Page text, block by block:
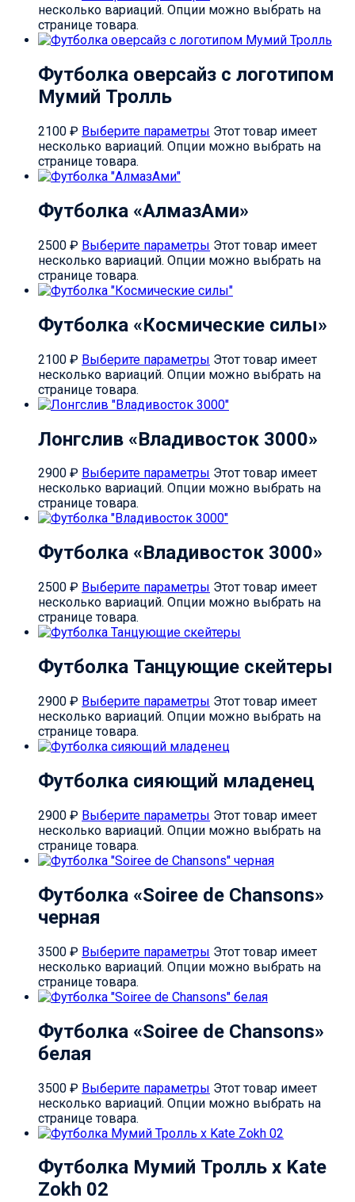
несколько вариаций. Опции можно выбрать на
странице товара.
Футболка оверсайз с логотипом
Мумий Тролль
2100 ₽ Выберите параметры Этот товар имеет
несколько вариаций. Опции можно выбрать на
странице товара.
Футболка «АлмазАми»
2500 ₽ Выберите параметры Этот товар имеет
несколько вариаций. Опции можно выбрать на
странице товара.
Футболка «Космические силы»
2100 ₽ Выберите параметры Этот товар имеет
несколько вариаций. Опции можно выбрать на
странице товара.
Лонгслив «Владивосток 3000»
2900 ₽ Выберите параметры Этот товар имеет
несколько вариаций. Опции можно выбрать на
странице товара.
Футболка «Владивосток 3000»
2500 ₽ Выберите параметры Этот товар имеет
несколько вариаций. Опции можно выбрать на
странице товара.
Футболка Танцующие скейтеры
2900 ₽ Выберите параметры Этот товар имеет
несколько вариаций. Опции можно выбрать на
странице товара.
Футболка сияющий младенец
2900 ₽ Выберите параметры Этот товар имеет
несколько вариаций. Опции можно выбрать на
странице товара.
Футболка «Soiree de Chansons»
черная
3500 ₽ Выберите параметры Этот товар имеет
несколько вариаций. Опции можно выбрать на
странице товара.
Футболка «Soiree de Chansons»
белая
3500 ₽ Выберите параметры Этот товар имеет
несколько вариаций. Опции можно выбрать на
странице товара.
Футболка Мумий Тролль х Kate
Zokh 02